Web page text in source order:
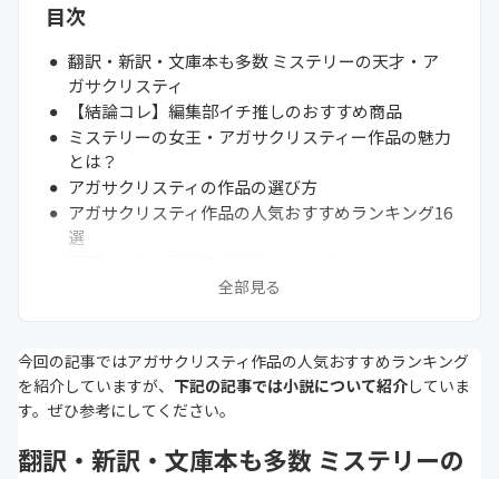
目次
翻訳・新訳・文庫本も多数 ミステリーの天才・ア
ガサクリスティ
【結論コレ】編集部イチ推しのおすすめ商品
ミステリーの女王・アガサクリスティー作品の魅力
とは？
アガサクリスティの作品の選び方
アガサクリスティ作品の人気おすすめランキング16
選
アガサクリスティーの生い立ち
次に読むべき推理・ミステリー小説の関連記事はこ
ちら
全部見る
今回の記事ではアガサクリスティ作品の人気おすすめランキング
を紹介していますが、 下記の記事では小説について紹介していま
す。ぜひ参考にしてください。
翻訳・新訳・文庫本も多数 ミステリーの